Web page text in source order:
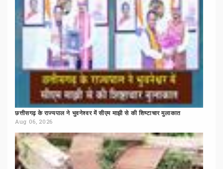
छत्तीसगढ़ के राज्यपाल ने भुवनेश्वर में सीएम माझी से की शिष्टाचार मुलाकात
Aug 06, 2026